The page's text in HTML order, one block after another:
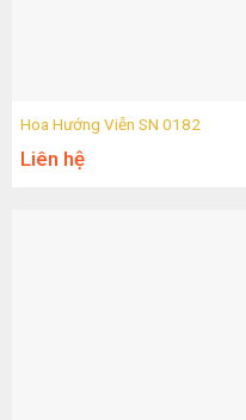
Hoa Hướng Viễn SN 0182
Liên hệ